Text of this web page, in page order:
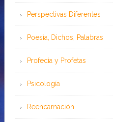
Perspectivas Diferentes
Poesía, Dichos, Palabras
Profecía y Profetas
Psicología
Reencarnación